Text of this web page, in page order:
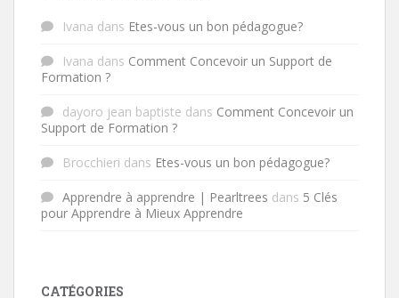
Ivana dans Etes-vous un bon pédagogue?
Ivana dans Comment Concevoir un Support de
Formation ?
dayoro jean baptiste dans Comment Concevoir un
Support de Formation ?
Brocchieri dans Etes-vous un bon pédagogue?
Apprendre à apprendre | Pearltrees dans 5 Clés
pour Apprendre à Mieux Apprendre
CATÉGORIES